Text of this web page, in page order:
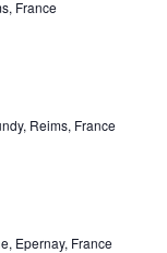
France
Reims, France
Epernay, France